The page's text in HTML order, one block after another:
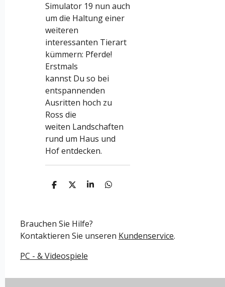
Simulator 19 nun auch
um die Haltung einer
weiteren
interessanten Tierart
kümmern: Pferde!
Erstmals
kannst Du so bei
entspannenden
Ausritten hoch zu
Ross die
weiten Landschaften
rund um Haus und
Hof entdecken.
T
n
T
e
n
T
e
n
T
Brauchen Sie Hilfe?
Kontaktieren Sie unseren Kundenservice.
PC - & Videospiele